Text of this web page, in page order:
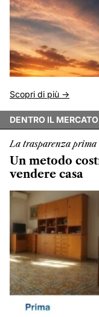
Scopri di più ->
DENTRO IL
La trasparenza
Un metodo
vendere casa